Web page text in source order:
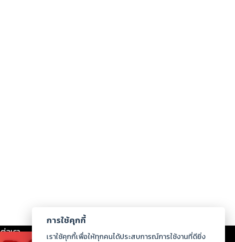
อเรา ร่วมงานกับเรา ดาวน์โหลด
การใช้คุกกี้
เราใช้คุกกี้เพื่อให้ทุกคนได้ประสบการณ์การใช้งานที่ดียิ่ง